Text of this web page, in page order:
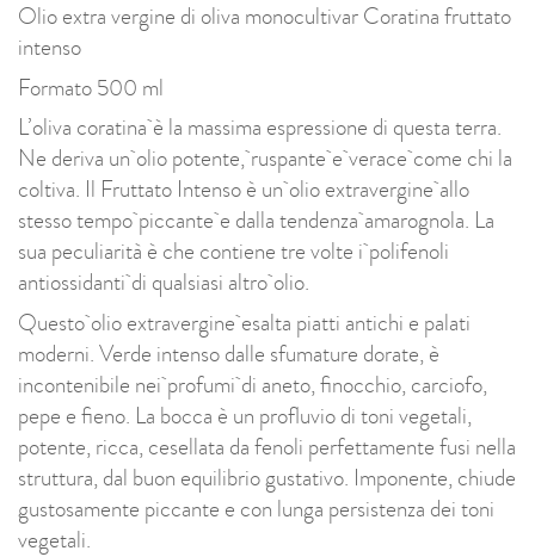
Olio extra vergine di oliva monocultivar Coratina fruttato
intenso
Formato 500 ml
L’oliva coratina è la massima espressione di questa terra.
Ne deriva un olio potente, ruspante e verace come chi la
coltiva. Il Fruttato Intenso è un olio extravergine allo
stesso tempo piccante e dalla tendenza amarognola. La
sua peculiarità è che contiene tre volte i polifenoli
antiossidanti di qualsiasi altro olio.
Questo olio extravergine esalta piatti antichi e palati
moderni. Verde intenso dalle sfumature dorate, è
incontenibile nei profumi di aneto, finocchio, carciofo,
pepe e fieno. La bocca è un profluvio di toni vegetali,
potente, ricca, cesellata da fenoli perfettamente fusi nella
struttura, dal buon equilibrio gustativo. Imponente, chiude
gustosamente piccante e con lunga persistenza dei toni
vegetali.